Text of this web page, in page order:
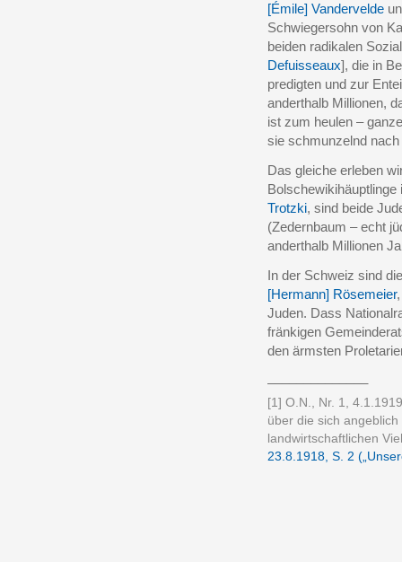
[Émile] Vandervelde
Schwiegersohn von
beiden radikalen
Defuisseaux], die in
predigten und zur
anderthalb Millionen,
ist zum heulen –
sie schmunzelnd
Das gleiche erleben
Trotzki, sind beide
(Zedernbaum – echt
anderthalb Millionen
In der Schweiz sind
[Hermann] Rösemeier
Juden. Dass
fränkigen
den ärmsten
[1] O.N., Nr. 1,
über die sich
landwirtschaftlichen
23.8.1918, S. 2